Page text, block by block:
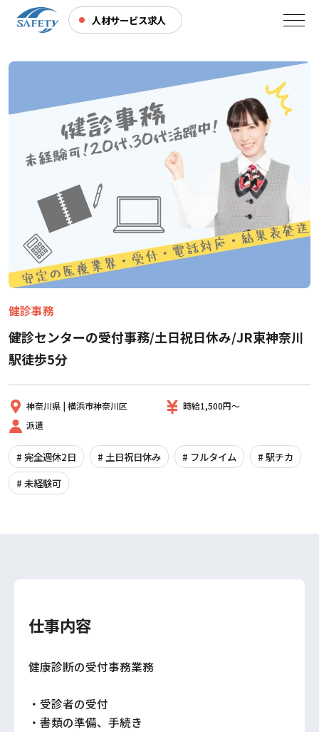
人材サービス求人
健診事務
健診センターの受付事務/土日祝日休み/JR東神奈川
駅徒歩5分
神奈川県 | 横浜市神奈川区
時給1,500円～
派遣
# 完全週休2日 # 土日祝日休み # フルタイム
# 駅チカ
# 未経験可
仕事内容
健康診断の受付事務業務
・受診者の受付
・書類の準備、手続き